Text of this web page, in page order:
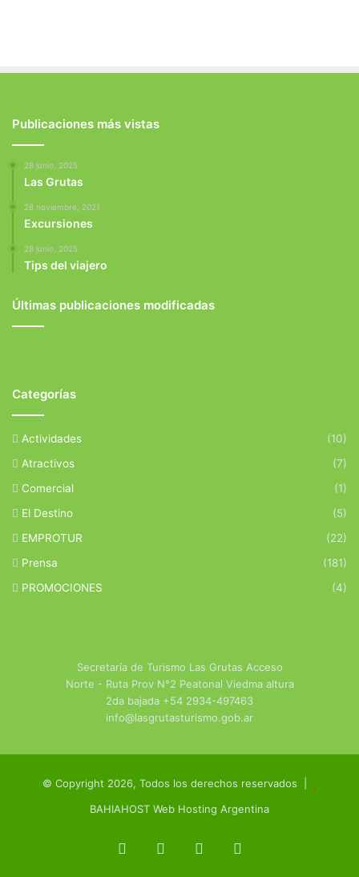
Publicaciones más vistas
28 junio, 2025
Las Grutas
28 noviembre, 2021
Excursiones
28 junio, 2025
Tips del viajero
Últimas publicaciones modificadas
Categorías
Actividades
(10)
Atractivos
(7)
Comercial
(1)
El Destino
(5)
EMPROTUR
(22)
Prensa
(181)
PROMOCIONES
(4)
Secretaría de Turismo Las Grutas Acceso
Norte - Ruta Prov N°2 Peatonal Viedma altura
2da bajada +54 2934-497463
info@lasgrutasturismo.gob.ar
© Copyright 2026, Todos los derechos reservados |
BAHIAHOST Web Hosting Argentina
Facebook YouTube